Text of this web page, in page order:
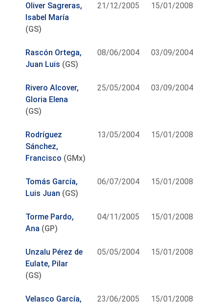
Oliver Sagreras,
Isabel María
(GS)
21/12/2005 15/01/2008
Rascón Ortega,
Juan Luis (GS)
08/06/2004 03/09/2004
Rivero Alcover,
Gloria Elena
(GS)
25/05/2004 03/09/2004
Rodríguez
Sánchez,
Francisco (GMx)
13/05/2004 15/01/2008
Tomás García,
Luis Juan (GS)
06/07/2004 15/01/2008
Torme Pardo,
Ana (GP)
04/11/2005 15/01/2008
Unzalu Pérez de
Eulate, Pilar
(GS)
05/05/2004 15/01/2008
Velasco García,
23/06/2005 15/01/2008